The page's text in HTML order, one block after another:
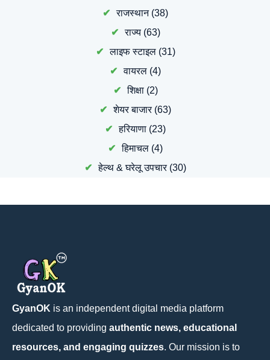
राजस्थान(38)
राज्य(63)
लाइफ स्टाइल(31)
वायरल (4)
शिक्षा(2)
शेयर बाजार(63)
हरियाणा (23)
हिमाचल (4)
हेल्थ & घरेलू उपचार(30)
GyanOK is an independent digital media platform
dedicated to providing authentic news, educational
resources, and engaging quizzes. Our mission is to